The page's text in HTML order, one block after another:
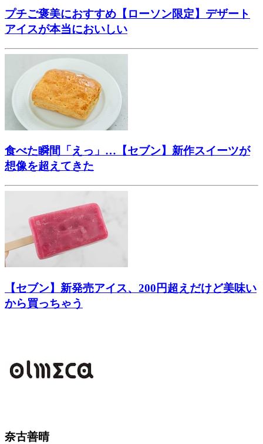
プチご褒美におすすめ【ローソン限定】デザート
アイスが本当においしい
食べた瞬間「えっ」…【セブン】新作スイーツが
想像を超えてきた
【セブン】新発売アイス、200円超えだけど美味い
から買っちゃう
奈古善晴